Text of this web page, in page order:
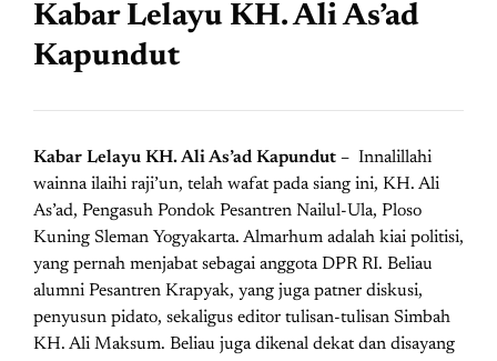
Kabar Lelayu KH. Ali As’ad
Kapundut
Kabar Lelayu KH. Ali As’ad Kapundut – Innalillahi
wainna ilaihi raji’un, telah wafat pada siang ini, KH. Ali
As’ad, Pengasuh Pondok Pesantren Nailul-Ula, Ploso
Kuning Sleman Yogyakarta. Almarhum adalah kiai politisi,
yang pernah menjabat sebagai anggota DPR RI. Beliau
alumni Pesantren Krapyak, yang juga patner diskusi,
penyusun pidato, sekaligus editor tulisan-tulisan Simbah
KH. Ali Maksum. Beliau juga dikenal dekat dan disayang